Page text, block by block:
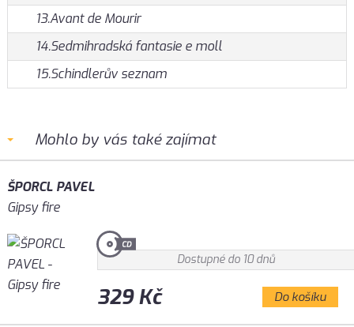
13.Avant de Mourir
14.Sedmihradská fantasie e moll
15.Schindlerův seznam
Mohlo by vás také zajímat
ŠPORCL PAVEL
Gipsy fire
Dostupné do 10 dnů
329 Kč Do košíku